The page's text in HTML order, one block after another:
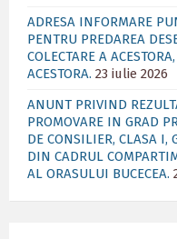
ADRESA INFORMARE
PENTRU PREDAREA
COLECTARE A
ACESTORA. 23 iulie 2026
ANUNT PRIVIND
PROMOVARE IN GRAD
DE CONSILIER, CLASA I,
DIN CADRUL
AL ORASULUI BUCECEA.